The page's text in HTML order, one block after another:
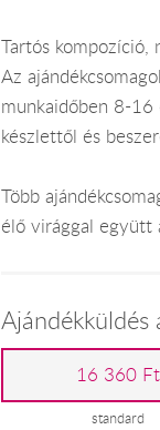
Tartós kompozíció,
Az
munkaidőben 8-16
készlettől és
Több
élő virággal együtt
Ajándékküldés
16 360 Ft
standard